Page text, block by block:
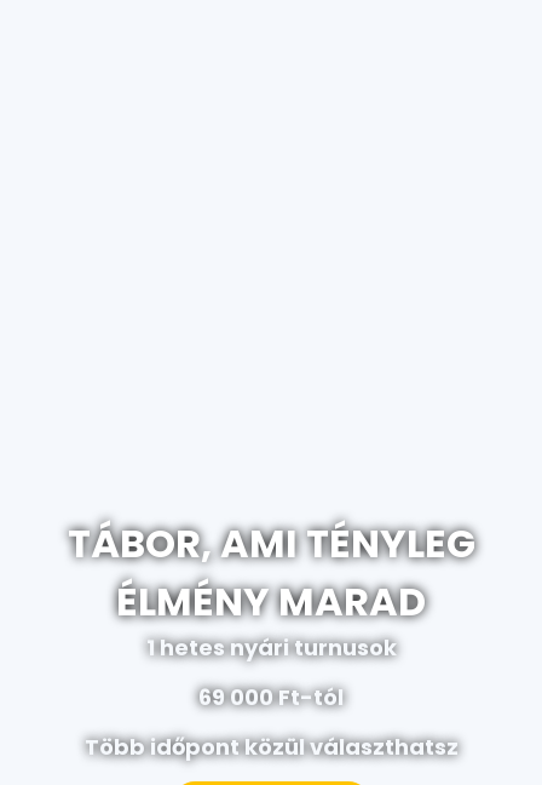
TÁBOR, AMI TÉNYLEG
ÉLMÉNY MARAD
1 hetes nyári turnusok
69 000 Ft-tól
Több időpont közül választhatsz